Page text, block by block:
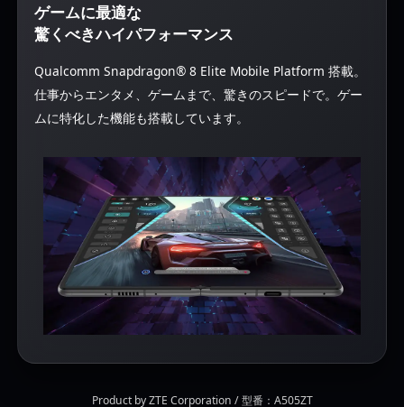
ゲームに最適な
驚くべきハイパフォーマンス
Qualcomm Snapdragon® 8 Elite Mobile Platform 搭載。
仕事からエンタメ、ゲームまで、驚きのスピードで。ゲー
ムに特化した機能も搭載しています。
Product by ZTE Corporation / 型番：A505ZT